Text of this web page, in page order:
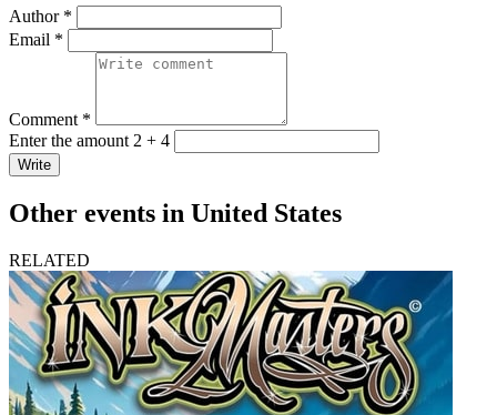
Author *
Email *
Comment *
Enter the amount 2 + 4
Write
Other events in United States
RELATED